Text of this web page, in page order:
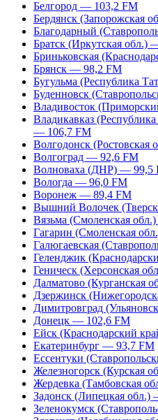
Белгород — 103,2 FM
Бердянск (Запорожская
Благодарный
Братск (Иркутская обл.)
Бриньковская
Брянск — 98,2 FM
Бугульма (Республика
Буденновск
Владивосток
Владикавказ
— 106,7 FM
Волгодонск
Волгоград — 92,6 FM
Волноваха (ДНР) — 99,5
Вологда — 96,0 FM
Воронеж — 89,4 FM
Вышний Волочек
Вязьма (Смоленская
Гагарин (Смоленская
Галюгаевская
Геленджик
Геническ (Херсонская
Далматово (Курганская
Дзержинск
Димитровград
Донецк — 102,6 FM
Ейск (Краснодарский
Екатеринбург — 93,7 FM
Ессентуки
Железногорск (Курская
Жердевка (Тамбовская
Задонск (Липецкая обл.)
Зеленокумск